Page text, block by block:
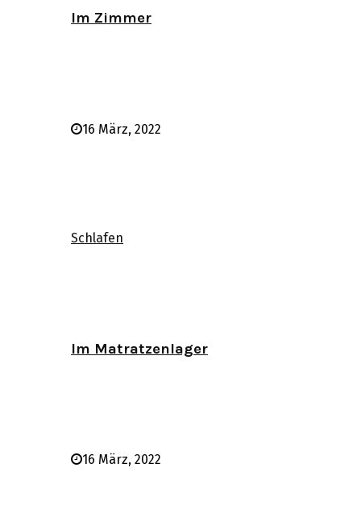
Im Zimmer
16 März, 2022
Schlafen
Im Matratzenlager
16 März, 2022